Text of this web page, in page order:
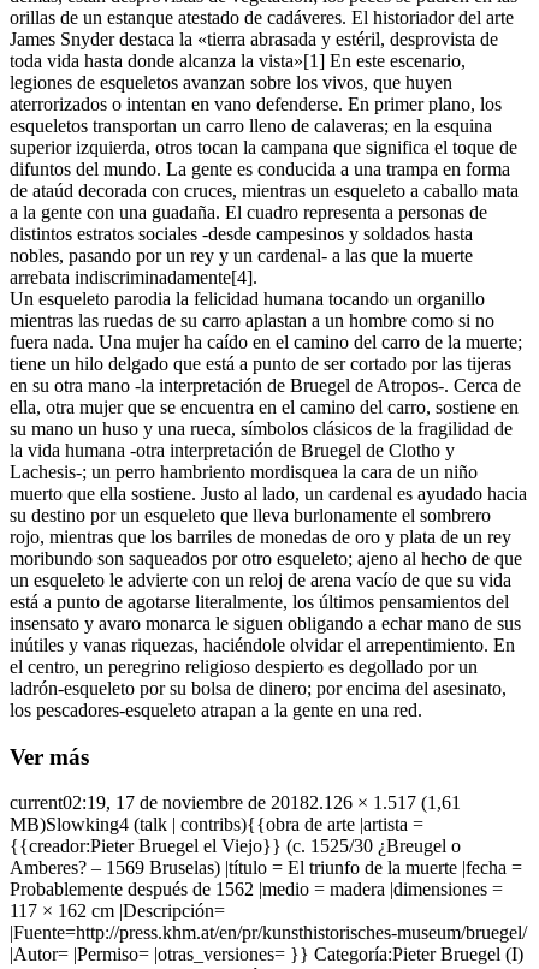
orillas de un estanque atestado de cadáveres. El historiador del arte
James Snyder destaca la «tierra abrasada y estéril, desprovista de
toda vida hasta donde alcanza la vista»[1] En este escenario,
legiones de esqueletos avanzan sobre los vivos, que huyen
aterrorizados o intentan en vano defenderse. En primer plano, los
esqueletos transportan un carro lleno de calaveras; en la esquina
superior izquierda, otros tocan la campana que significa el toque de
difuntos del mundo. La gente es conducida a una trampa en forma
de ataúd decorada con cruces, mientras un esqueleto a caballo mata
a la gente con una guadaña. El cuadro representa a personas de
distintos estratos sociales -desde campesinos y soldados hasta
nobles, pasando por un rey y un cardenal- a las que la muerte
arrebata indiscriminadamente[4].
Un esqueleto parodia la felicidad humana tocando un organillo
mientras las ruedas de su carro aplastan a un hombre como si no
fuera nada. Una mujer ha caído en el camino del carro de la muerte;
tiene un hilo delgado que está a punto de ser cortado por las tijeras
en su otra mano -la interpretación de Bruegel de Atropos-. Cerca de
ella, otra mujer que se encuentra en el camino del carro, sostiene en
su mano un huso y una rueca, símbolos clásicos de la fragilidad de
la vida humana -otra interpretación de Bruegel de Clotho y
Lachesis-; un perro hambriento mordisquea la cara de un niño
muerto que ella sostiene. Justo al lado, un cardenal es ayudado hacia
su destino por un esqueleto que lleva burlonamente el sombrero
rojo, mientras que los barriles de monedas de oro y plata de un rey
moribundo son saqueados por otro esqueleto; ajeno al hecho de que
un esqueleto le advierte con un reloj de arena vacío de que su vida
está a punto de agotarse literalmente, los últimos pensamientos del
insensato y avaro monarca le siguen obligando a echar mano de sus
inútiles y vanas riquezas, haciéndole olvidar el arrepentimiento. En
el centro, un peregrino religioso despierto es degollado por un
ladrón-esqueleto por su bolsa de dinero; por encima del asesinato,
los pescadores-esqueleto atrapan a la gente en una red.
Ver más
current02:19, 17 de noviembre de 20182.126 × 1.517 (1,61
MB)Slowking4 (talk | contribs){{obra de arte |artista =
{{creador:Pieter Bruegel el Viejo}} (c. 1525/30 ¿Breugel o
Amberes? – 1569 Bruselas) |título = El triunfo de la muerte |fecha =
Probablemente después de 1562 |medio = madera |dimensiones =
117 × 162 cm |Descripción=
|Fuente=http://press.khm.at/en/pr/kunsthistorisches-museum/bruegel/
|Autor= |Permiso= |otras_versiones= }} Categoría:Pieter Bruegel (I)